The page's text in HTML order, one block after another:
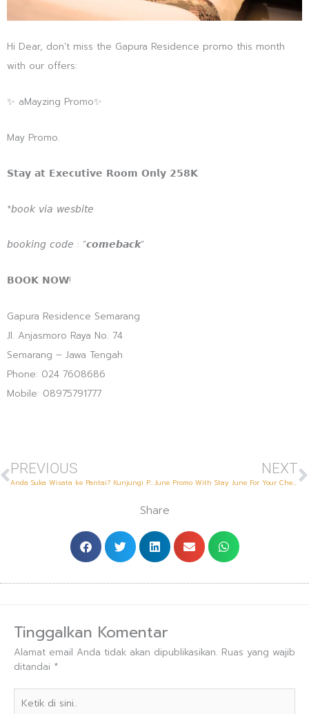
Hi Dear, don’t miss the Gapura Residence promo this month
with our offers:
✨ aMayzing Promo✨
May Promo.
𝗦𝘁𝗮𝘆 𝗮𝘁 𝗘𝘅𝗲𝗰𝘂𝘁𝗶𝘃𝗲 𝗥𝗼𝗼𝗺 𝗢𝗻𝗹𝘆 𝟮𝟱𝟴𝗞
*𝘣𝘰𝘰𝘬 𝘷𝘪𝘢 𝘸𝘦𝘴𝘣𝘪𝘵𝘦
𝘣𝘰𝘰𝘬𝘪𝘯𝘨 𝘤𝘰𝘥𝘦 : “𝙘𝙤𝙢𝙚𝙗𝙖𝙘𝙠”
𝗕𝗢𝗢𝗞 𝗡𝗢𝗪!
Gapura Residence Semarang
Jl. Anjasmoro Raya No. 74
Semarang – Jawa Tengah
Phone: 024 7608686
Mobile: 08975791777
PREVIOUS
Anda Suka Wisata ke Pantai? Kunjungi Pantai Marina di Semarang!
NEXT
June Promo With Stay June For Your Check In
Share
Tinggalkan Komentar
Alamat email Anda tidak akan dipublikasikan. Ruas yang wajib
ditandai *